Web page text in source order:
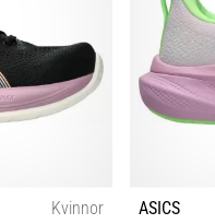
Kvinnor
ASICS